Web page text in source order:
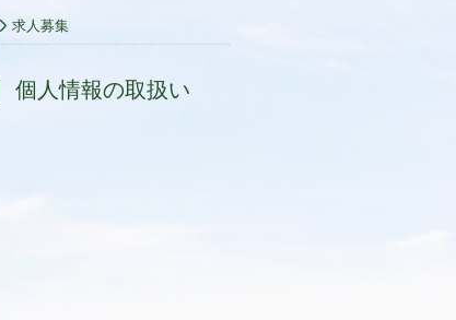
求人募集
個人情報の取扱い